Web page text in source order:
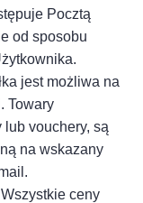
Pocztą
od sposobu
jest możliwa na
Towary
vouchery, są
na wskazany
ceny